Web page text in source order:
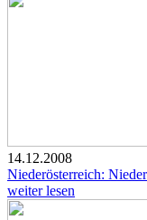
14.12.2008
Niederösterreich:
weiter lesen